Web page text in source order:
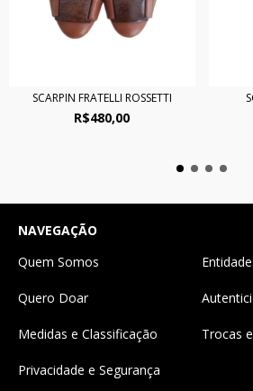
SCARPIN FRATELLI ROSSETTI
R$480,00
NAVEGAÇÃO
Quem Somos
Quero Doar
Medidas e Classificação Trocas
Privacidade e Segurança